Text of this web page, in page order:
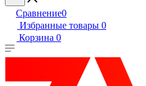
Сравнение0
Избранные товары 0
Корзина 0